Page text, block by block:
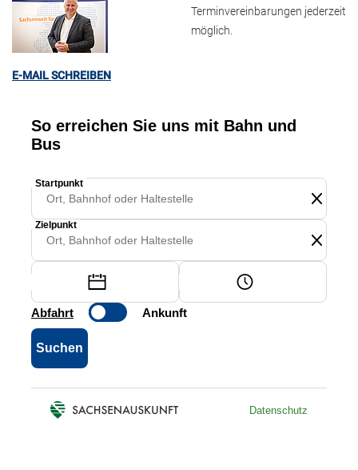
E-MAIL SCHREIBEN
Terminvereinbarungen jederzeit
möglich.